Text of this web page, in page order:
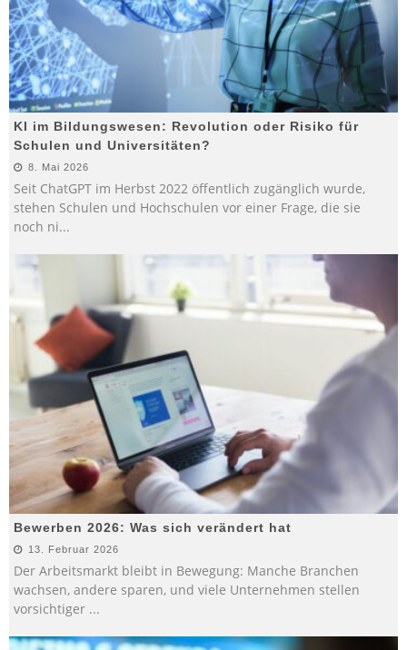
KI im Bildungswesen: Revolution oder Risiko für
Schulen und Universitäten?
8. Mai 2026
Seit ChatGPT im Herbst 2022 öffentlich zugänglich wurde,
stehen Schulen und Hochschulen vor einer Frage, die sie
noch ni...
Bewerben 2026: Was sich verändert hat
13. Februar 2026
Der Arbeitsmarkt bleibt in Bewegung: Manche Branchen
wachsen, andere sparen, und viele Unternehmen stellen
vorsichtiger ...